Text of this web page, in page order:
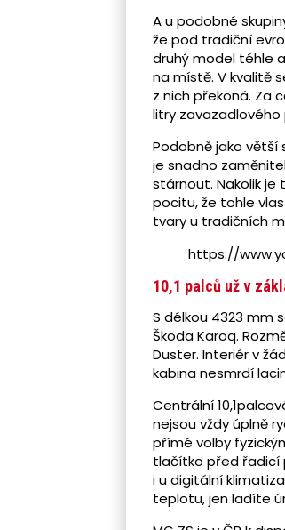
A u podobné
že pod tradiční
druhý model téhle
na místě. V kvalitě
z nich překoná. Za
litry zavazadlového
Podobně jako větší
je snadno
stárnout. Nakolik je
pocitu, že tohle
tvary u tradičních
https://
10,1 palců už v
S délkou 4323 mm
Škoda Karoq.
Duster. Interiér v
kabina nesmrdí
Centrální
nejsou vždy úplně
přímé volby
tlačítko před řadicí
i u digitální
teplotu, jen ladíte